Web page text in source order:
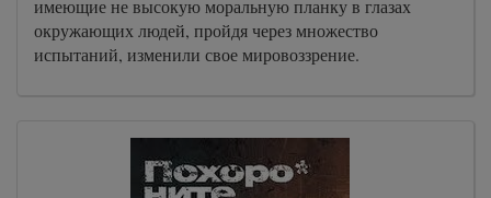
имеющие не высокую моральную планку в глазах
окружающих людей, пройдя через множество
испытаний, изменили свое мировоззрение.